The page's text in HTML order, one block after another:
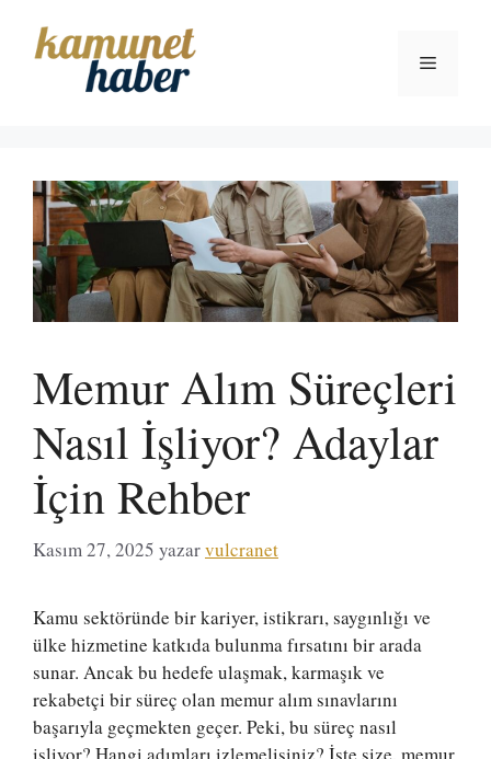
Menü
Memur Alım Süreçleri
Nasıl İşliyor? Adaylar
İçin Rehber
Kasım 27, 2025 yazarvulcranet
Kamu sektöründe bir kariyer, istikrarı, saygınlığı ve
ülke hizmetine katkıda bulunma fırsatını bir arada
sunar. Ancak bu hedefe ulaşmak, karmaşık ve
rekabetçi bir süreç olan memur alım sınavlarını
başarıyla geçmekten geçer. Peki, bu süreç nasıl
işliyor? Hangi adımları izlemelisiniz? İşte size, memur